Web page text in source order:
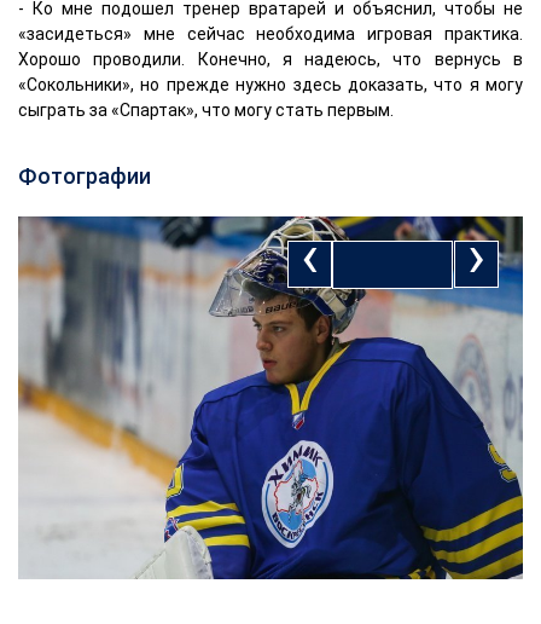
- Ко мне подошел тренер вратарей и объяснил, чтобы не
«засидеться» мне сейчас необходима игровая практика.
Хорошо проводили. Конечно, я надеюсь, что вернусь в
«Сокольники», но прежде нужно здесь доказать, что я могу
сыграть за «Спартак», что могу стать первым.
Фотографии
‹ ›